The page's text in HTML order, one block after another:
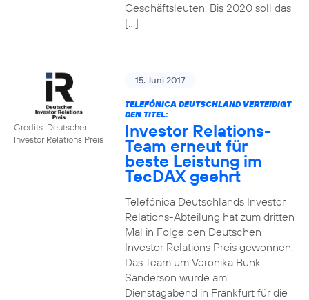
Geschäftsleuten. Bis 2020 soll das
[…]
Credits: Deutscher
Investor Relations Preis
15. Juni 2017
TELEFÓNICA DEUTSCHLAND VERTEIDIGT
DEN TITEL:
Investor Relations-
Team erneut für
beste Leistung im
TecDAX geehrt
Telefónica Deutschlands Investor
Relations-Abteilung hat zum dritten
Mal in Folge den Deutschen
Investor Relations Preis gewonnen.
Das Team um Veronika Bunk-
Sanderson wurde am
Dienstagabend in Frankfurt für die